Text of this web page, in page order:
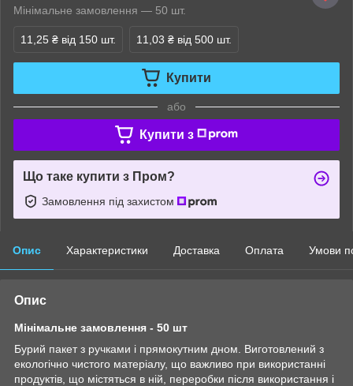
Мінімальне замовлення — 50 шт.
11,25 ₴ від 150 шт. 11,03 ₴ від 500 шт.
Купити
або
Купити з
Що таке купити з Пром?
Замовлення під захистом
Опис Характеристики Доставка Оплата Умови
Опис
Мінімальне замовлення - 50 шт
Бурий пакет з ручками і прямокутним дном. Виготовлений з
екологічно чистого матеріалу, що важливо при використанні
продуктів, що містяться в ній, переробки після використання і